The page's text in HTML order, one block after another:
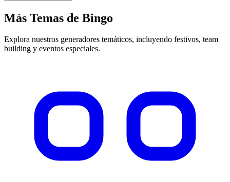
Más Temas de Bingo
Explora nuestros generadores temáticos, incluyendo festivos, team
building y eventos especiales.